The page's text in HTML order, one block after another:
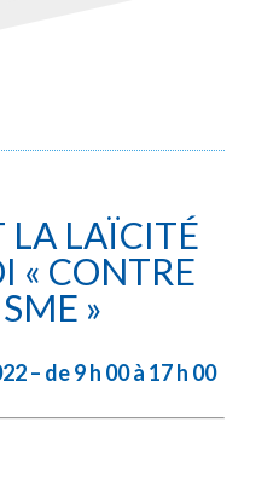
LA LAÏCITÉ
« CONTRE
»
– de 9 h 00 à 17 h 00